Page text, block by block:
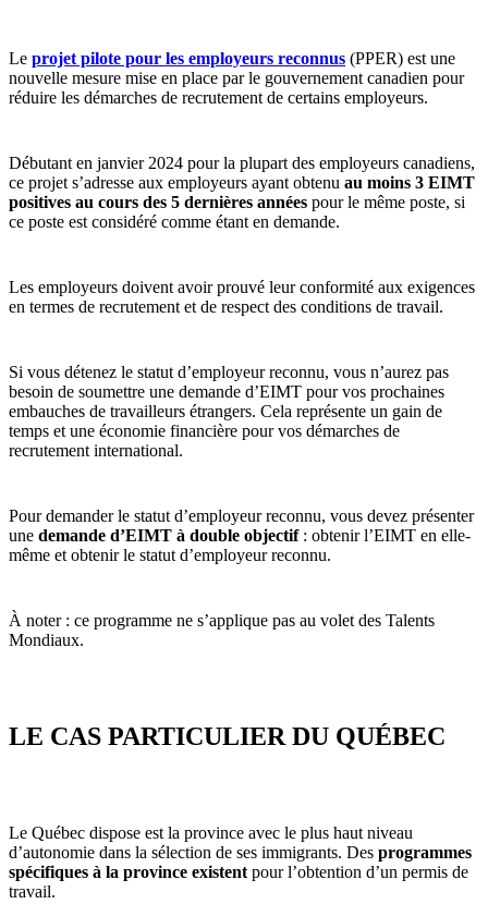
Le projet pilote pour les employeurs reconnus (PPER) est une
nouvelle mesure mise en place par le gouvernement canadien pour
réduire les démarches de recrutement de certains employeurs.
Débutant en janvier 2024 pour la plupart des employeurs canadiens,
ce projet s’adresse aux employeurs ayant obtenu au moins 3 EIMT
positives au cours des 5 dernières années pour le même poste, si
ce poste est considéré comme étant en demande.
Les employeurs doivent avoir prouvé leur conformité aux exigences
en termes de recrutement et de respect des conditions de travail.
Si vous détenez le statut d’employeur reconnu, vous n’aurez pas
besoin de soumettre une demande d’EIMT pour vos prochaines
embauches de travailleurs étrangers. Cela représente un gain de
temps et une économie financière pour vos démarches de
recrutement international.
Pour demander le statut d’employeur reconnu, vous devez présenter
une demande d’EIMT à double objectif: obtenir l’EIMT en elle-
même et obtenir le statut d’employeur reconnu.
À noter : ce programme ne s’applique pas au volet des Talents
Mondiaux.
LE CAS PARTICULIER DU QUÉBEC
Le Québec dispose est la province avec le plus haut niveau
d’autonomie dans la sélection de ses immigrants. Des programmes
spécifiques à la province existent pour l’obtention d’un permis de
travail.